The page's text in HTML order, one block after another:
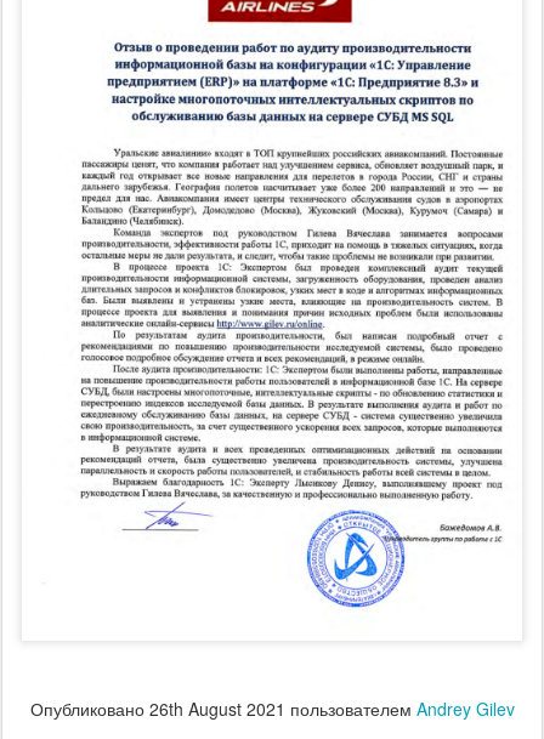
Опубликовано 26th August 2021 пользователем Andrey Gilev